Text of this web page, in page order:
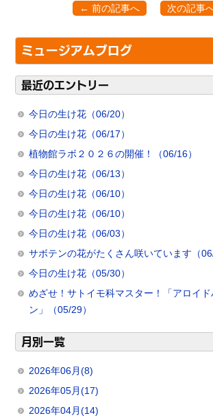
← 前の記事へ 次の記事
ミュージアムブログ
最近のエントリー
今日の生け花（06/20）
今日の生け花（06/17）
植物館ラボ２０２６の開催！（06/16）
今日の生け花（06/13）
今日の生け花（06/10）
今日の生け花（06/10）
今日の生け花（06/03）
サボテンの花がたくさん咲いています（06/
今日の生け花（05/30）
めざせ！サトイモ科マスター！「アロイド
ン」（05/29）
月別一覧
2026年06月(8)
2026年05月(17)
2026年04月(14)